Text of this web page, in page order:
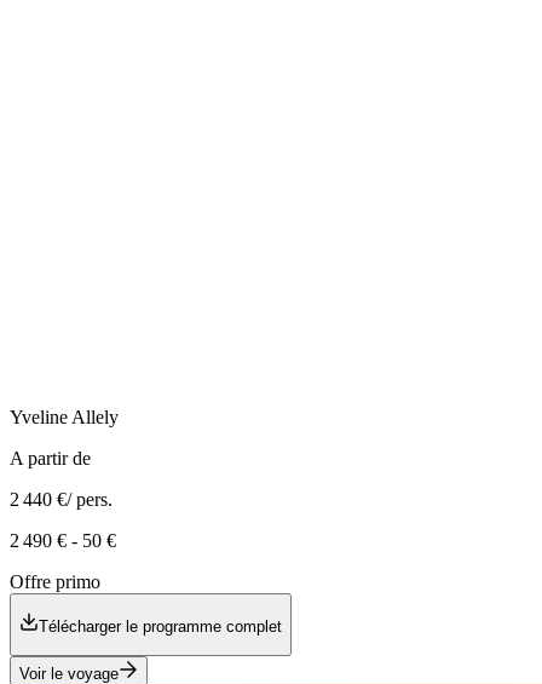
Yveline Allely
A partir de
2 440 €/ pers.
2 490 € - 50 €
Offre primo
Télécharger le programme complet
Voir le voyage